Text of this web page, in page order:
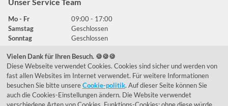
Mo - Fr
09:00 - 17:00
Samstag
Geschlossen
Sonntag
Geschlossen
Häufig gestellte Fragen
039292 - 678215
Vielen Dank für Ihren Besuch. 🍪🍪🍪
Diese Webseite verwendet Cookies. Cookies sind sicher und werden von
fast allen Websites im Internet verwendet. Für weitere Informationen
besuchen Sie bitte unsereCookie-politik. Auf dieser Seite können Sie
auch die Cookies-Einstellungen ändern. Die Website verwendet